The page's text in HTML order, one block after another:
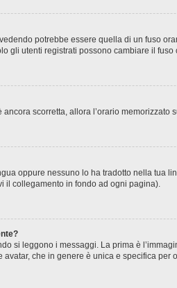
potrebbe essere quella di un fuso
gli utenti registrati possono cambiare il
scorretta, allora l’orario
oppure nessuno lo ha tradotto nella
il collegamento in fondo ad ogni pagina).
si leggono i messaggi. La prima è
che in genere è unica e specifica per